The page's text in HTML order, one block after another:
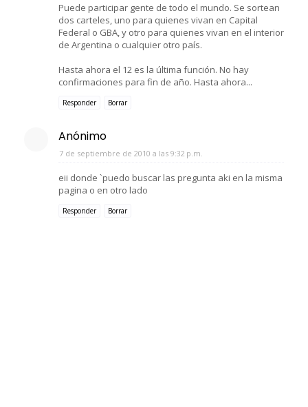
Puede participar gente de todo el mundo. Se sortean
dos carteles, uno para quienes vivan en Capital
Federal o GBA, y otro para quienes vivan en el interior
de Argentina o cualquier otro país.
Hasta ahora el 12 es la última función. No hay
confirmaciones para fin de año. Hasta ahora...
Responder Borrar
Anónimo
7 de septiembre de 2010 a las 9:32 p.m.
eii donde `puedo buscar las pregunta aki en la misma
pagina o en otro lado
Responder Borrar